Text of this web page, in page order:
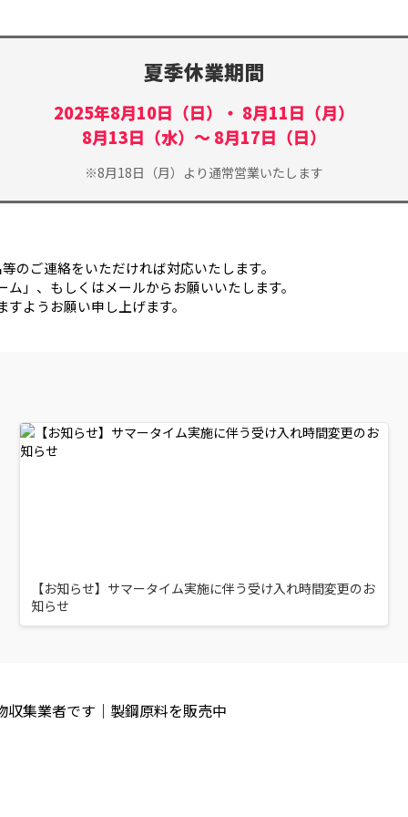
夏季休業期間
2025年8月10日（日）・ 8月11日（月）
8月13日（水）〜 8月17日（日）
※8月18日（月）より通常営業いたします
のご連絡をいただければ対応いたします。
」、もしくはメールからお願いいたします。
ようお願い申し上げます。
【お知らせ】サマータイム実施に伴う受け入れ時間変更のお
知らせ
収集業者です｜製鋼原料を販売中